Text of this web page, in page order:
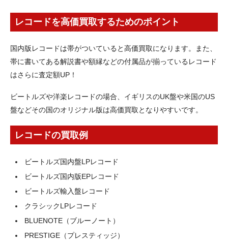
レコードを高価買取するためのポイント
国内版レコードは帯がついていると高価買取になります。また、
帯に書いてある解説書や額縁などの付属品が揃っているレコード
はさらに査定額UP！
ビートルズや洋楽レコードの場合、イギリスのUK盤や米国のUS
盤などその国のオリジナル版は高価買取となりやすいです。
レコードの買取例
ビートルズ国内盤LPレコード
ビートルズ国内版EPレコード
ビートルズ輸入盤レコード
クラシックLPレコード
BLUENOTE（ブルーノート）
PRESTIGE（プレスティッジ）